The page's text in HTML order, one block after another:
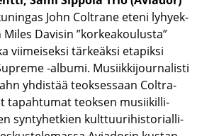
John Colt­ra­ne eteni ly­hyek­
Da­vi­sin ”kor­kea­kou­lus­ta”
vii­mei­sek­si tär­keäk­si eta­pik­si
-​albumi. Musiik­ki­jour­na­lis­ti
yh­dis­tää teok­ses­saan Colt­ra­
ta­pah­tu­mat teok­sen musii­kil­li­
syn­ty­het­kien kult­tuu­ri­his­to­rial­li­